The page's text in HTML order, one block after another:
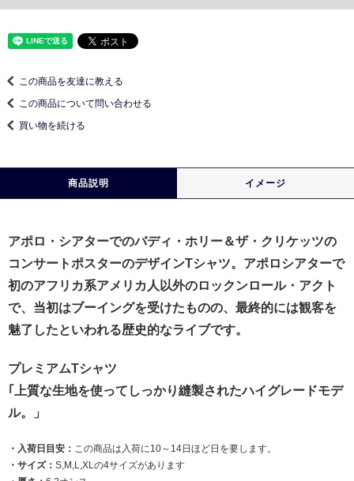
この商品を友達に教える
この商品について問い合わせる
買い物を続ける
商品説明 イメージ
アポロ・シアターでのバディ・ホリー＆ザ・クリケッツの
コンサートポスターのデザインTシャツ。アポロシアターで
初のアフリカ系アメリカ人以外のロックンロール・アクト
で、当初はブーイングを受けたものの、最終的には観客を
魅了したといわれる歴史的なライブです。
プレミアムTシャツ
｢上質な生地を使ってしっかり縫製されたハイグレードモデ
ル。」
・入荷日目安： この商品は入荷に10～14日ほど日を要します。
・サイズ： S,M,L,XLの4サイズがあります